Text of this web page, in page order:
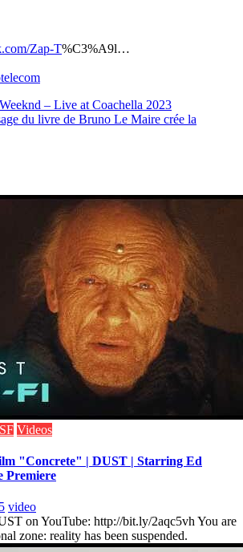
Zap-T%C3%A9l…
– Live at Coachella 2023
du livre de Bruno Le Maire crée la
SF Videos
"Concrete" | DUST | Starring Ed
Premiere
video
on YouTube: http://bit.ly/2aqc5vh You are
zone: reality has been suspended.